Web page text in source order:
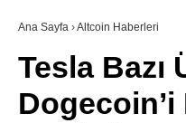
SÖZLÜK
Ana Sayfa ›Altcoin Haberleri
Tesla Bazı